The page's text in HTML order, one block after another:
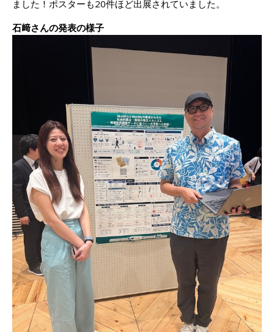
ました！ポスターも20件ほど出展されていました。
石﨑さんの発表の様子